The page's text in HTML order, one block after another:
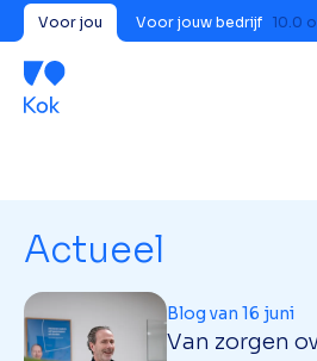
Voor jou Voor jouw bedrijf 10.0
Actueel
Van zorgen
Blog van 16 juni